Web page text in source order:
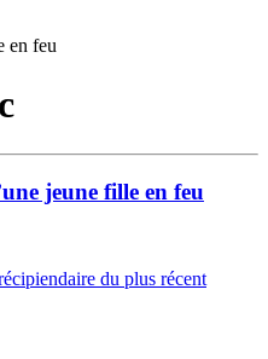
en feu
jeune fille en feu
du plus récent